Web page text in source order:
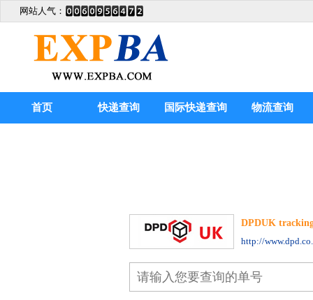
网站人气：
首页 快递查询 国际快递查询 物流查询
DPDUK
http://